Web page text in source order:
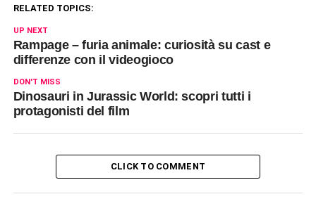
RELATED TOPICS:
UP NEXT
Rampage – furia animale: curiosità su cast e
differenze con il videogioco
DON'T MISS
Dinosauri in Jurassic World: scopri tutti i
protagonisti del film
CLICK TO COMMENT